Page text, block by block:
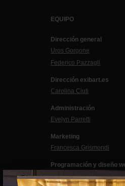
EQUIPO
Dirección general
Uros Gorgone
Federico Pazzagli
Dirección exibart.es
Carolina Ciuti
Administración
Evelyn Parretti
Marketing
Francesca Grismondi
Programación y diseño
Giovanni Costante